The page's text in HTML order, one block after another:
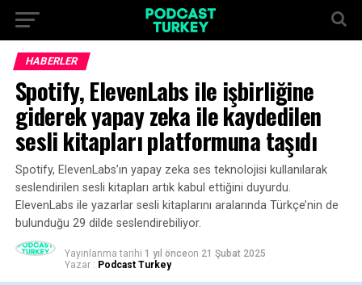
HABERLER
Spotify, ElevenLabs ile işbirliğine
giderek yapay zeka ile kaydedilen
sesli kitapları platformuna taşıdı
Spotify, ElevenLabs’ın yapay zeka ses teknolojisi kullanılarak
seslendirilen sesli kitapları artık kabul ettiğini duyurdu.
ElevenLabs ile yazarlar sesli kitaplarını aralarında Türkçe’nin de
bulunduğu 29 dilde seslendirebiliyor.
Yayınlanma tarihi 1 yıl önceon 21 Şubat 2025
Yazar : Podcast Turkey